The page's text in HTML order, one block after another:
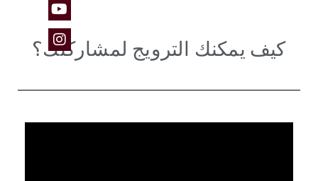
كيف يمكنك الترويج لمشاركتك؟